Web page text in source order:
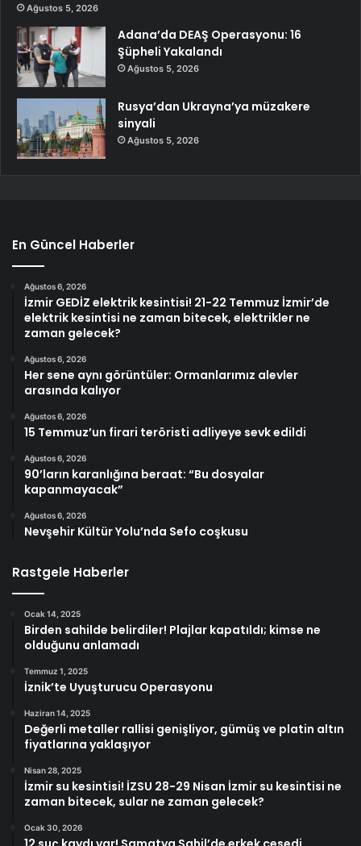
Ağustos 5, 2026
Adana’da DEAŞ Operasyonu: 16
Şüpheli Yakalandı
Ağustos 5, 2026
Rusya’dan Ukrayna’ya müzakere
sinyali
Ağustos 5, 2026
En Güncel Haberler
Ağustos 6, 2026
İzmir GEDİZ elektrik kesintisi! 21-22 Temmuz İzmir’de
elektrik kesintisi ne zaman bitecek, elektrikler ne
zaman gelecek?
Ağustos 6, 2026
Her sene aynı görüntüler: Ormanlarımız alevler
arasında kalıyor
Ağustos 6, 2026
15 Temmuz’un firari teröristi adliyeye sevk edildi
Ağustos 6, 2026
90’ların karanlığına beraat: “Bu dosyalar
kapanmayacak”
Ağustos 6, 2026
Nevşehir Kültür Yolu’nda Sefo coşkusu
Rastgele Haberler
Ocak 14, 2025
Birden sahilde belirdiler! Plajlar kapatıldı; kimse ne
olduğunu anlamadı
Temmuz 1, 2025
İznik’te Uyuşturucu Operasyonu
Haziran 14, 2025
Değerli metaller rallisi genişliyor, gümüş ve platin altın
fiyatlarına yaklaşıyor
Nisan 28, 2025
İzmir su kesintisi! İZSU 28-29 Nisan İzmir su kesintisi ne
zaman bitecek, sular ne zaman gelecek?
Ocak 30, 2026